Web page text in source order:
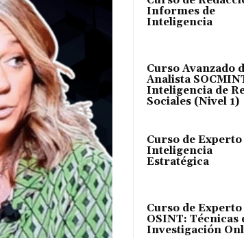
Informes de
Inteligencia
Curso Avanzado
Analista
Inteligencia de
Sociales (Nivel 1)
Curso de Experto
Inteligencia
Estratégica
Curso de Experto
OSINT: Técnicas
Investigación